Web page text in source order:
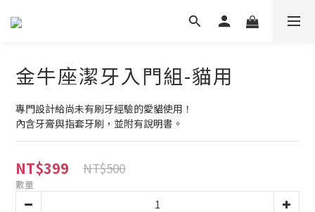
金牛座潔牙入門組-貓用
專門設計給尚未有刷牙經驗的愛貓使用！
內含牙膏與指套牙刷，並附有說明書。
NT$399 NT$500
數量